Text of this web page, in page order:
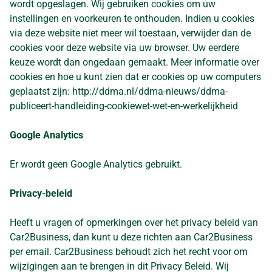
wordt opgeslagen. Wij gebruiken cookies om uw
instellingen en voorkeuren te onthouden. Indien u cookies
via deze website niet meer wil toestaan, verwijder dan de
cookies voor deze website via uw browser. Uw eerdere
keuze wordt dan ongedaan gemaakt. Meer informatie over
cookies en hoe u kunt zien dat er cookies op uw computers
geplaatst zijn: http://ddma.nl/ddma-nieuws/ddma-
publiceert-handleiding-cookiewet-wet-en-werkelijkheid
Google Analytics
Er wordt geen Google Analytics gebruikt.
Privacy-beleid
Heeft u vragen of opmerkingen over het privacy beleid van
Car2Business, dan kunt u deze richten aan Car2Business
per email. Car2Business behoudt zich het recht voor om
wijzigingen aan te brengen in dit Privacy Beleid. Wij